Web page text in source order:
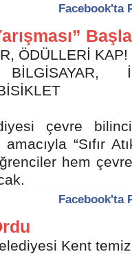
Facebook'ta
ÖDÜLLERİ KAP!
BİLGİSAYAR,
çevre
“Sıfır
hem
Facebook'ta
Kent